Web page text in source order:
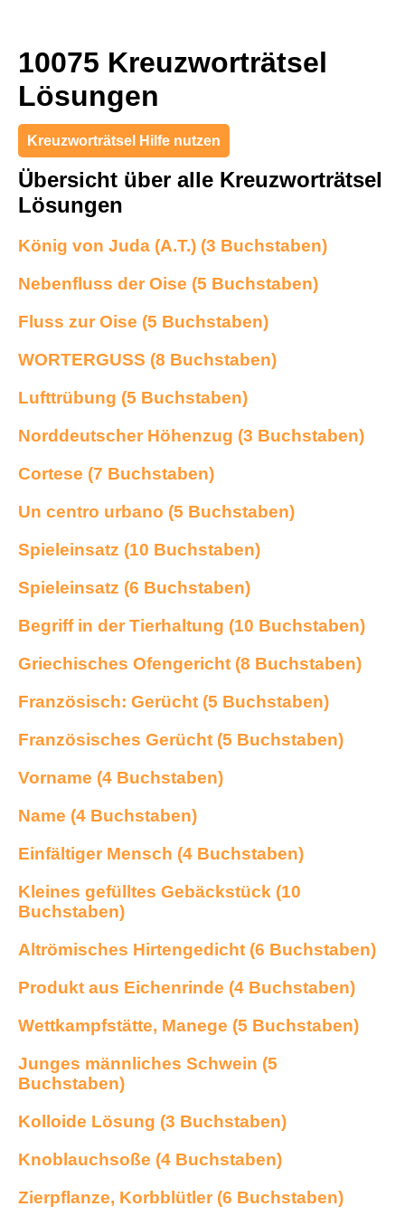
10075 Kreuzworträtsel
Lösungen
Kreuzworträtsel Hilfe nutzen
Übersicht über alle Kreuzworträtsel
Lösungen
König von Juda (A.T.) (3 Buchstaben)
Nebenfluss der Oise (5 Buchstaben)
Fluss zur Oise (5 Buchstaben)
WORTERGUSS (8 Buchstaben)
Lufttrübung (5 Buchstaben)
Norddeutscher Höhenzug (3 Buchstaben)
Cortese (7 Buchstaben)
Un centro urbano (5 Buchstaben)
Spieleinsatz (10 Buchstaben)
Spieleinsatz (6 Buchstaben)
Begriff in der Tierhaltung (10 Buchstaben)
Griechisches Ofengericht (8 Buchstaben)
Französisch: Gerücht (5 Buchstaben)
Französisches Gerücht (5 Buchstaben)
Vorname (4 Buchstaben)
Name (4 Buchstaben)
Einfältiger Mensch (4 Buchstaben)
Kleines gefülltes Gebäckstück (10
Buchstaben)
Altrömisches Hirtengedicht (6 Buchstaben)
Produkt aus Eichenrinde (4 Buchstaben)
Wettkampfstätte, Manege (5 Buchstaben)
Junges männliches Schwein (5
Buchstaben)
Kolloide Lösung (3 Buchstaben)
Knoblauchsoße (4 Buchstaben)
Zierpflanze, Korbblütler (6 Buchstaben)